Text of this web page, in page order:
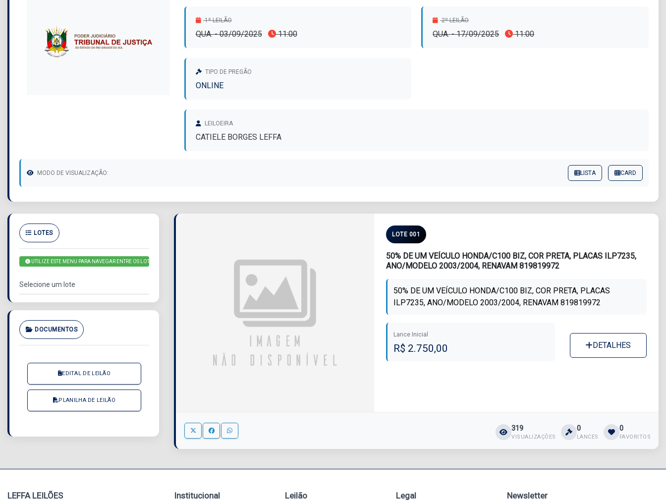
1º LEILÃO
QUA. - 03/09/2025 11:00
2º LEILÃO
QUA. - 17/09/2025 11:00
TIPO DE PREGÃO
ONLINE
LEILOEIRA
CATIELE BORGES LEFFA
MODO DE VISUALIZAÇÃO: LISTA CARD
LOTES
UTILIZE ESTE MENU PARA NAVEGAR ENTRE OS LOTES
DOCUMENTOS
EDITAL DE LEILÃO
PLANILHA DE LEILÃO
LOTE 001
50% DE UM VEÍCULO HONDA/C100 BIZ, COR PRETA, PLACAS ILP7235,
ANO/MODELO 2003/2004, RENAVAM 819819972
50% DE UM VEÍCULO HONDA/C100 BIZ, COR PRETA, PLACAS
ILP7235, ANO/MODELO 2003/2004, RENAVAM 819819972
Lance Inicial
R$ 2.750,00 DETALHES
319
VISUALIZAÇÕES
0
LANCES
0
FAVORITOS
LEFFA LEILÕES Institucional Leilão Legal Newsletter